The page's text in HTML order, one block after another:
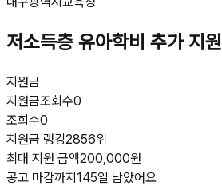
저소득층 유아학비 추가 지원
지원금
지원금조회수0
조회수0
지원금 랭킹2856위
최대 지원 금액200,000원
공고 마감까지145일 남았어요